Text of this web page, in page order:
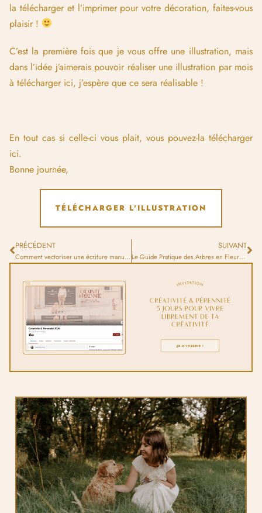
la télécharger et l’imprimer pour votre décoration, faites-vous
plaisir !
C’est la première fois que je vous offre une illustration, mais
dans l’idée j’aimerais pouvoir réaliser une illustration par mois
à télécharger ici, j’espère que ce sera réalisable !
En tout cas si celle-ci vous plait, vous pouvez-la télécharger
ici.
Bonne journée,
PRÉCÉDENT
Comment vectoriser une écriture manuscrite ?
SUIVANT
Le Guide Pratique des Arbres en Fleurs à Paris